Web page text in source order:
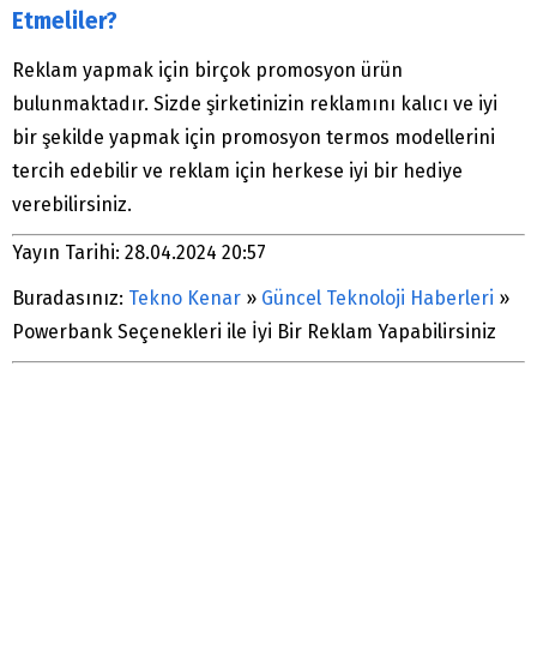
Etmeliler?
Reklam yapmak için birçok promosyon ürün
bulunmaktadır. Sizde şirketinizin reklamını kalıcı ve iyi
bir şekilde yapmak için promosyon termos modellerini
tercih edebilir ve reklam için herkese iyi bir hediye
verebilirsiniz.
Yayın Tarihi: 28.04.2024 20:57
Buradasınız: Tekno Kenar » Güncel Teknoloji Haberleri »
Powerbank Seçenekleri ile İyi Bir Reklam Yapabilirsiniz